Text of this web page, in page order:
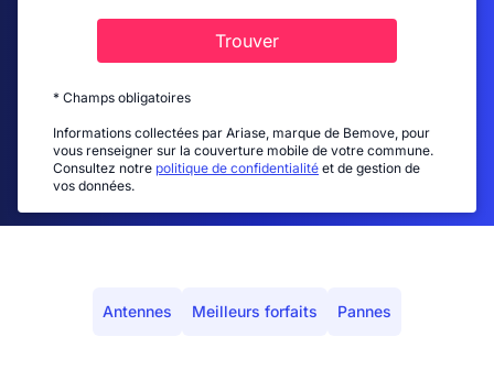
Trouver
* Champs obligatoires
Informations collectées par Ariase, marque de Bemove, pour
vous renseigner sur la couverture mobile de votre commune.
Consultez notre politique de confidentialité et de gestion de
vos données.
Antennes Meilleurs forfaits Pannes